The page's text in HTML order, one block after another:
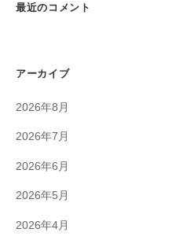
最近のコメント
アーカイブ
2026年8月
2026年7月
2026年6月
2026年5月
2026年4月